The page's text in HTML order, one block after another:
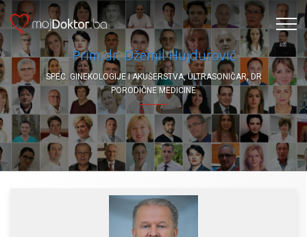
Prim.dr. Džemil Hujdurović
SPEC. GINEKOLOGIJE I AKUŠERSTVA, ULTRASONIČAR, DR
PORODIČNE MEDICINE